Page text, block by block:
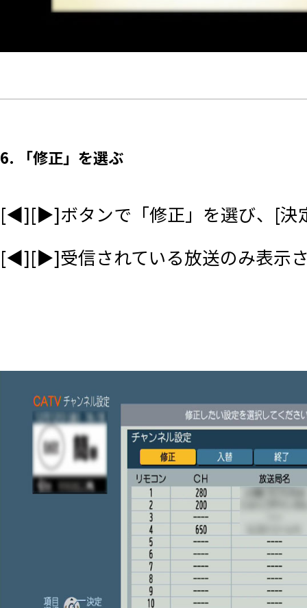
6. 「修正」を選ぶ
[◀][▶]ボタンで「修正」を選び、[決
[◀][▶]受信されている放送のみ表示